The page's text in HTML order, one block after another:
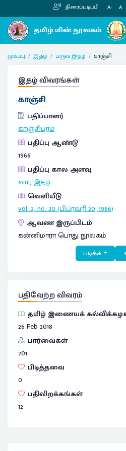
திரைப்படிப்பி A- A
முகப்பு இதழ் பருவ இதழ் காஞ்சி
இதழ் விவரங்கள்
காஞ்சி
பதிப்பாளர்
காஞ்சிபுரம்
பதிப்பு ஆண்டு
1966
பதிப்பு கால அளவு
வார இதழ்
வெளியீடு
vol. 2, no. 30 (பிப்ரவரி 20, 1966)
ஆவண இருப்பிடம்
கன்னிமாரா பொது நூலகம்
படிக்க
பதிவேற்ற விவரம்
தமிழ் இணையக்
26 Feb 2018
பார்வைகள்
201
பிடித்தவை
0
பதிவிறக்கங்கள்
12